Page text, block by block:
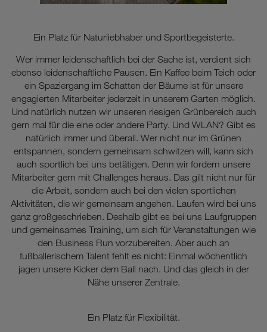
Ein Platz für Naturliebhaber und Sportbegeisterte.
Wer immer leidenschaftlich bei der Sache ist, verdient sich
ebenso leidenschaftliche Pausen. Ein Kaffee beim Teich oder
ein Spaziergang im Schatten der Bäume ist für unsere
engagierten Mitarbeiter jederzeit in unserem Garten möglich.
Und natürlich nutzen wir unseren riesigen Grünbereich auch
gern mal für die eine oder andere Party. Und WLAN? Gibt es
natürlich immer und überall. Wer nicht nur im Grünen
entspannen, sondern gemeinsam schwitzen will, kann sich
auch sportlich bei uns betätigen. Denn wir fordern unsere
Mitarbeiter gern mit Challenges heraus. Das gilt nicht nur für
die Arbeit, sondern auch bei den vielen sportlichen
Aktivitäten, die wir gemeinsam angehen. Laufen wird bei uns
ganz großgeschrieben. Deshalb gibt es bei uns Laufgruppen
und gemeinsames Training, um sich für Veranstaltungen wie
den Business Run vorzubereiten. Aber auch an
fußballerischem Talent fehlt es nicht: Einmal wöchentlich
jagen unsere Kicker dem Ball nach. Und das gleich in der
Nähe unserer Zentrale.
Ein Platz für Flexibilität.